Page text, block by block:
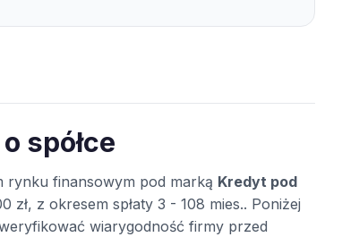
spółce
rynku finansowym pod marką Kredyt pod
zł, z okresem spłaty 3 - 108 mies.. Poniżej
wiarygodność firmy przed